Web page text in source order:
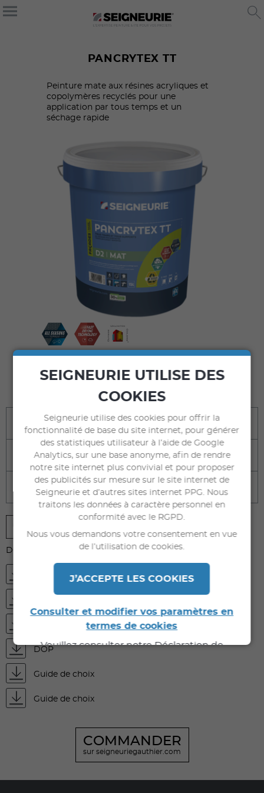
PANCRYTEX TT
Peinture mate aux résines acryliques et
copolymères recyclés pour une
application par tous temps et un
séchage rapide
COMMANDER
Bénéfices
Destination
Caractéristiques techniques
DOCUMENTS À TÉLÉCHARGER
Fiche technique
DOP
Guide de choix
Guide de choix
COMMANDER
sur seigneuriegauthier.com
SEIGNEURIE UTILISE DES
COOKIES
Seigneurie utilise des cookies pour offrir la
fonctionnalité de base du site internet, pour générer
des statistiques utilisateur à l’aide de Google
Analytics, sur une base anonyme, afin de rendre
notre site internet plus convivial et pour proposer
des publicités sur mesure sur le site internet de
Seigneurie et d’autres sites internet PPG. Nous
traitons les données à caractère personnel en
conformité avec le RGPD.
Nous vous demandons votre consentement en vue
de l’utilisation de cookies.
J’ACCEPTE LES COOKIES
Consulter et modifier vos paramètres en
termes de cookies
Veuillez consulter notre Déclaration de